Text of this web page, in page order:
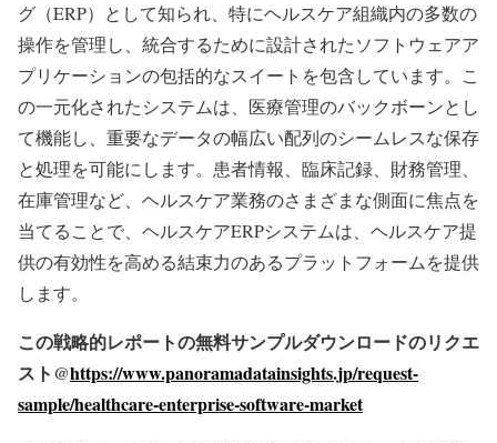
グ（ERP）として知られ、特にヘルスケア組織内の多数の
操作を管理し、統合するために設計されたソフトウェアア
プリケーションの包括的なスイートを包含しています。こ
の一元化されたシステムは、医療管理のバックボーンとし
て機能し、重要なデータの幅広い配列のシームレスな保存
と処理を可能にします。患者情報、臨床記録、財務管理、
在庫管理など、ヘルスケア業務のさまざまな側面に焦点を
当てることで、ヘルスケアERPシステムは、ヘルスケア提
供の有効性を高める結束力のあるプラットフォームを提供
します。
この戦略的レポートの無料サンプルダウンロードのリクエ
スト@https://www.panoramadatainsights.jp/request-
sample/healthcare-enterprise-software-market